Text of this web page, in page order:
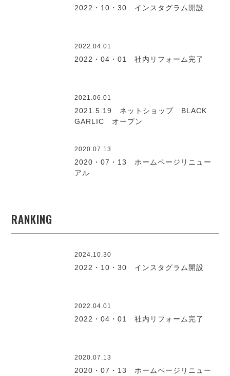
2022・10・30 インスタグラム開設
2022.04.01
2022・04・01 社内リフォーム完了
2021.06.01
2021.5.19 ネットショップ BLACK
GARLIC オープン
2020.07.13
2020・07・13 ホームページリニュー
アル
RANKING
2024.10.30
2022・10・30 インスタグラム開設
2022.04.01
2022・04・01 社内リフォーム完了
2020.07.13
2020・07・13 ホームページリニュー